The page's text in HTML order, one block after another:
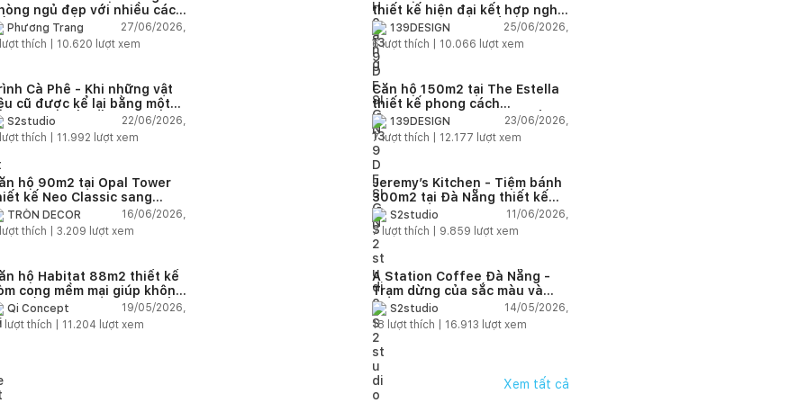
ngủ đẹp với nhiều cách
trí thông minh cho mọi diện
Phương Trang
27/06/2026,
lượt thích | 10.620 lượt xem
thiết kế hiện đại kết hợp nghệ
thuật Modern Art đầy cảm xúc
139DESIGN
25/06/2026,
6lượt thích | 10.066 lượt xem
Cà Phê - Khi những vật
cũ được kể lại bằng một
ngữ thiết kế mới
S2studio
22/06/2026,
lượt thích | 11.992 lượt xem
Căn hộ 150m2 tại The Estella
thiết kế phong cách
Farmhouse thanh lịch và ấm
áp
139DESIGN
23/06/2026,
7lượt thích | 12.177 lượt xem
hộ 90m2 tại Opal Tower
kế Neo Classic sang
cho gia đình trẻ
TRÒN DECOR
16/06/2026,
lượt thích | 3.209 lượt xem
Jeremy’s Kitchen - Tiệm bánh
300m2 tại Đà Nẵng thiết kế
phong cách công nghiệp hiện
đại ngập tràn ánh sáng tự
nhiên
S2studio
11/06/2026,
7 lượt thích | 9.859 lượt xem
hộ Habitat 88m2 thiết kế
cong mềm mại giúp không
sống hiện đại trở nên ấm
hơn
Qi Concept
19/05/2026,
lượt thích | 11.204 lượt xem
A Station Coffee Đà Nẵng -
Trạm dừng của sắc màu và
cảm hứng
S2studio
14/05/2026,
18 lượt thích | 16.913 lượt xem
Xem tất cả